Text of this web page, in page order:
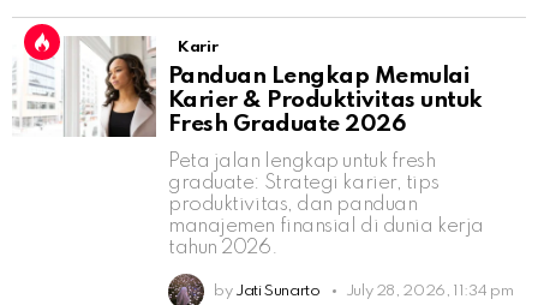
Karir
Panduan Lengkap Memulai
Karier & Produktivitas untuk
Fresh Graduate 2026
Peta jalan lengkap untuk fresh
graduate: Strategi karier, tips
produktivitas, dan panduan
manajemen finansial di dunia kerja
tahun 2026.
by Jati Sunarto July 28, 2026, 11:34 pm